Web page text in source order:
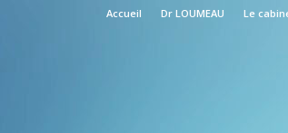
Accueil Dr LOUMEAU Le